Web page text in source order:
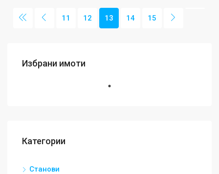
11 12 13 14 15
Избрани имоти
Категории
Станови